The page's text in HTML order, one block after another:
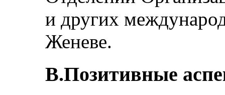
и других
Женеве.
B.Позитивные